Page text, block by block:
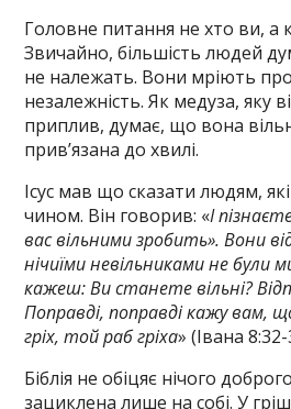
Головне питання не хто ви, а
Звичайно, більшість людей
не належать. Вони мріють
незалежність. Як медуза, яку
приплив, думає, що вона
прив’язана до хвилі.
Ісус мав що сказати людям,
чином. Він говорив: «І
вас вільними зробить». Вони
нічиїми невільниками не були
кажеш: Ви станете вільні?
Поправді, поправді кажу вам,
гріх, той раб гріха» (Івана 8:32-
Біблія не обіцяє нічого
зациклена лише на собі. У